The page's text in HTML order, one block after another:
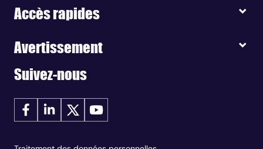
Accès rapides
Avertissement
Suivez-nous